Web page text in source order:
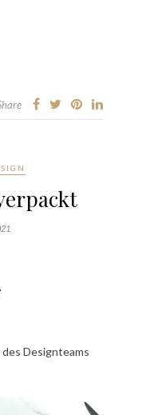
Designteams